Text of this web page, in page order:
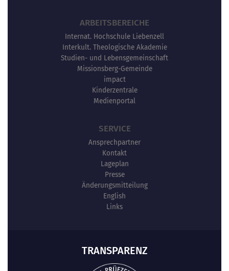
ARBEITSBEREICHE
Internat. Hochschule Liebenzell
Interkult. Theologische Akademie
Studien- und Lebensgemeinschaft
Missionsberg-Gemeinde
impact
Kinderzentrale
Medienportal
SERVICE
Ansprechpartner
Kontakt
Lageplan
Presse
Änderungsmitteilung
English
Links
TRANSPARENZ